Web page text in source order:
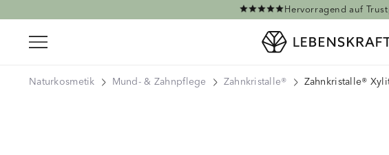
Hervorragend auf
Naturkosmetik Mund- & Zahnpflege Zahnkristalle® Zahnkristalle®